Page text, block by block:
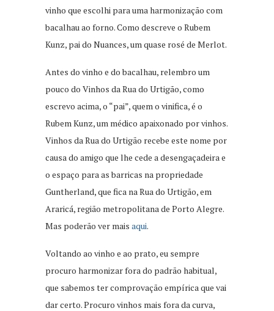
vinho que escolhi para uma harmonização com
bacalhau ao forno. Como descreve o Rubem
Kunz, pai do Nuances, um quase rosé de Merlot.
Antes do vinho e do bacalhau, relembro um
pouco do Vinhos da Rua do Urtigão, como
escrevo acima, o “pai”, quem o vinifica, é o
Rubem Kunz, um médico apaixonado por vinhos.
Vinhos da Rua do Urtigão recebe este nome por
causa do amigo que lhe cede a desengaçadeira e
o espaço para as barricas na propriedade
Guntherland, que fica na Rua do Urtigão, em
Araricá, região metropolitana de Porto Alegre.
Mas poderão ver mais aqui.
Voltando ao vinho e ao prato, eu sempre
procuro harmonizar fora do padrão habitual,
que sabemos ter comprovação empírica que vai
dar certo. Procuro vinhos mais fora da curva,